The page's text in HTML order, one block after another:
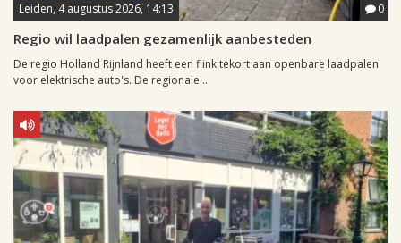
Leiden, 4 augustus 2026, 14:13 0
Regio wil laadpalen gezamenlijk aanbesteden
De regio Holland Rijnland heeft een flink tekort aan openbare laadpalen
voor elektrische auto's. De regionale...